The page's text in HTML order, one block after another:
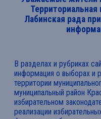
Территориальная
Лабинская рада
В разделах и рубриках
информация о выборах и
территории
муниципальный район
избирательном
реализации